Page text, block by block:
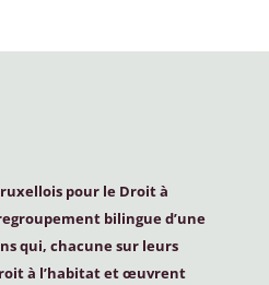
pour le Droit à
bilingue d’une
qui, chacune sur leurs
à l’habitat et œuvrent